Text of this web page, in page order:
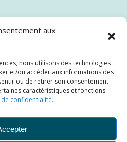
aux
nous utilisons des technologies
et/ou accéder aux informations des
ou de retirer son consentement
caractéristiques et fonctions.
confidentialité.
d’eau potable